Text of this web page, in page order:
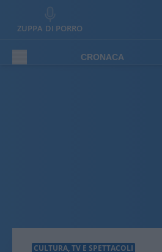
ZUPPA DI PORRO
CRONACA
CULTURA, TV E SPETTACOLI